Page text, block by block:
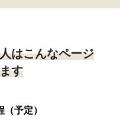
はこんなページ
す
予定）